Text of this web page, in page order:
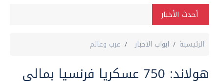
أحدث الأخبار
الرئيسية ابواب الاخبار عرب وعالم
هولاند: 750 عسكريا فرنسيا بمالي